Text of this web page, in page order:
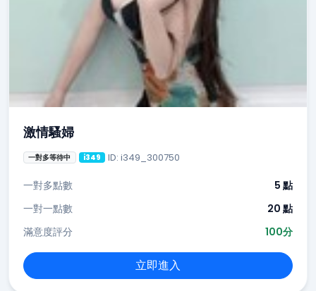
激情騷婦
一對多等待中 i349 ID: i349_300750
一對多點數
5 點
一對一點數
20 點
滿意度評分
100分
立即進入